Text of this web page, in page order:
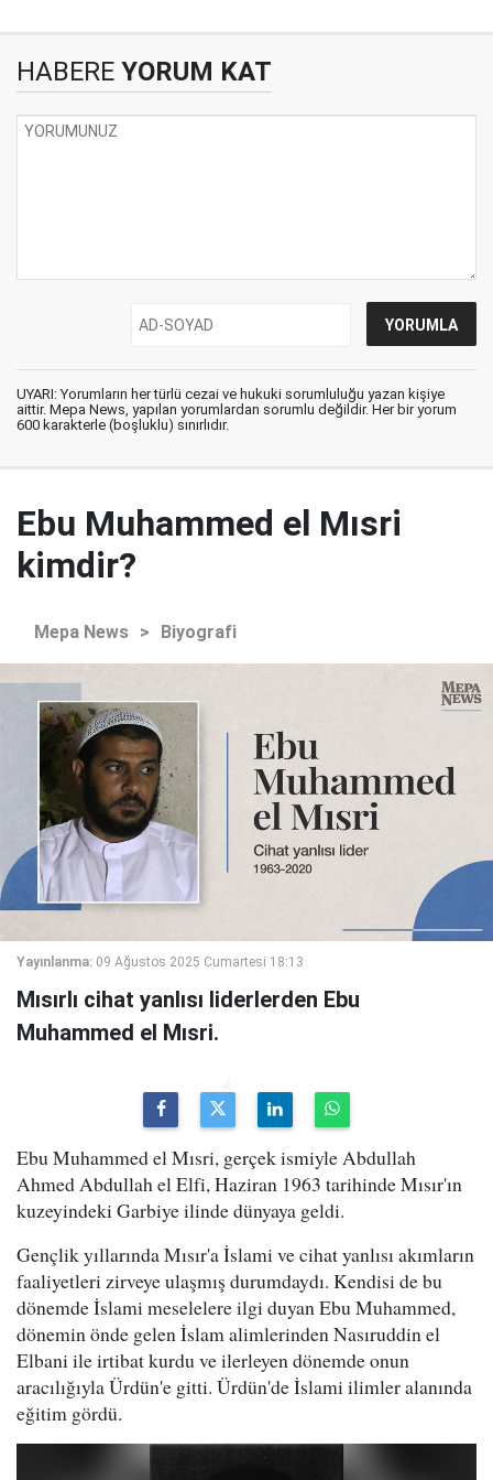
HABERE YORUM KAT
UYARI: Yorumların her türlü cezai ve hukuki sorumluluğu yazan kişiye
aittir. Mepa News, yapılan yorumlardan sorumlu değildir. Her bir yorum
600 karakterle (boşluklu) sınırlıdır.
Ebu Muhammed el Mısri
kimdir?
Mepa News > Biyografi
Yayınlanma: 09 Ağustos 2025 Cumartesi 18:13
Mısırlı cihat yanlısı liderlerden Ebu
Muhammed el Mısri.
Ebu Muhammed el Mısri, gerçek ismiyle Abdullah
Ahmed Abdullah el Elfi, Haziran 1963 tarihinde Mısır'ın
kuzeyindeki Garbiye ilinde dünyaya geldi.
Gençlik yıllarında Mısır'a İslami ve cihat yanlısı akımların
faaliyetleri zirveye ulaşmış durumdaydı. Kendisi de bu
dönemde İslami meselelere ilgi duyan Ebu Muhammed,
dönemin önde gelen İslam alimlerinden Nasıruddin el
Elbani ile irtibat kurdu ve ilerleyen dönemde onun
aracılığıyla Ürdün'e gitti. Ürdün'de İslami ilimler alanında
eğitim gördü.